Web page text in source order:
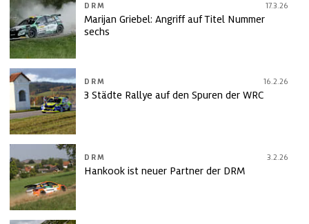
DRM 17.3.26
Marijan Griebel: Angriff auf Titel Nummer
sechs
DRM 16.2.26
3 Städte Rallye auf den Spuren der WRC
DRM 3.2.26
Hankook ist neuer Partner der DRM